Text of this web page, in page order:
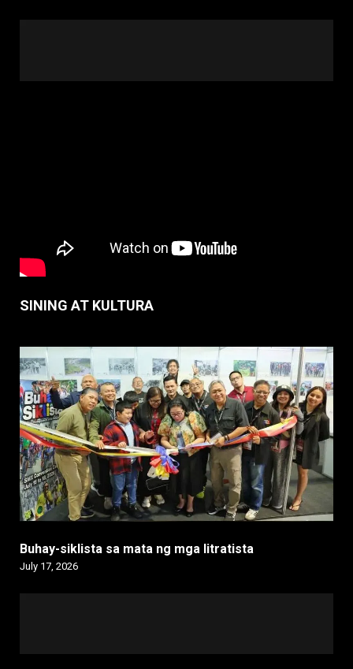
SINING AT KULTURA
Buhay-siklista sa mata ng mga litratista
July 17, 2026